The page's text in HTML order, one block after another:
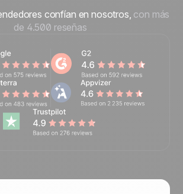
confían en nosotros, con más
de 4.500 reseñas